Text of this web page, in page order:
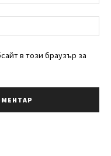
в този браузър за